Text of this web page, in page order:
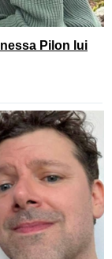
Pilon lui